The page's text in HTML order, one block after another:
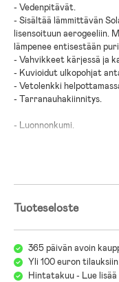
- Vedenpitävät.
- Sisältää lämmittävän
lisensoituun aerogeeliin.
lämpenee entisestään
- Vahvikkeet kärjessä ja
- Kuvioidut ulkopohjat
- Vetolenkki
- Tarranauhakiinnitys.
- Luonnonkumi.
Tuoteseloste
365 päivän avoin
Yli 100 euron
Hintatakuu - Lue lisää